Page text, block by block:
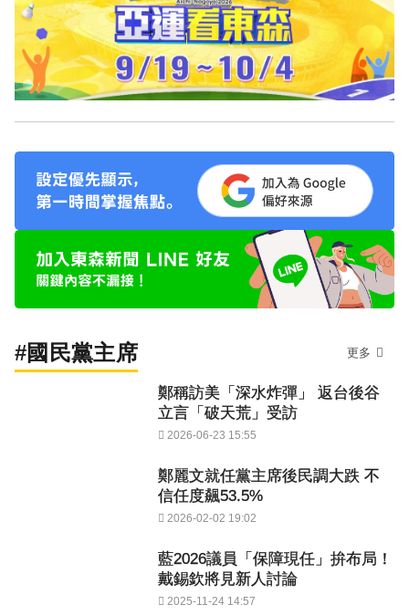
#國民黨主席 更多
鄭稱訪美「深水炸彈」 返台後谷
立言「破天荒」受訪
2026-06-23 15:55
鄭麗文就任黨主席後民調大跌 不
信任度飆53.5%
2026-02-02 19:02
藍2026議員「保障現任」拚布局！
戴錫欽將見新人討論
2025-11-24 14:57